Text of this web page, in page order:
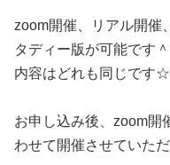
zoom開催、リアル開催
タディー版が可能です＾
内容はどれも同じです☆
お申し込み後、zoom開
わせて開催させていた